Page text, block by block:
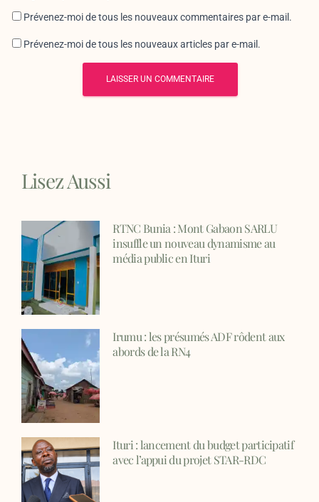
Prévenez-moi de tous les nouveaux commentaires par e-mail.
Prévenez-moi de tous les nouveaux articles par e-mail.
Lisez Aussi
RTNC Bunia : Mont Gabaon SARLU
insuffle un nouveau dynamisme au
média public en Ituri
Irumu : les présumés ADF rôdent aux
abords de la RN4
Ituri : lancement du budget participatif
avec l’appui du projet STAR-RDC